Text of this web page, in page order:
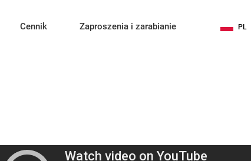
Cennik Zaproszenia i zarabianie PL